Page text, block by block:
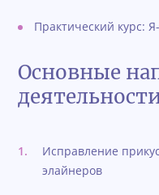
Практический курс:
Основные
Исправление
элайнеров